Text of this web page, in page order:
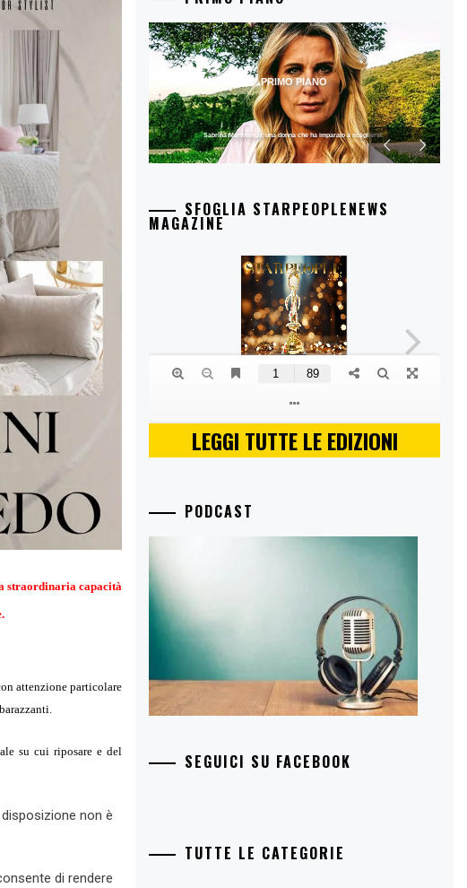
straordinaria capacità
attenzione particolare
su cui riposare e del
non è
di rendere
Sabrina Martinengo: una donna che ha imparato a scegliersi.
PRIMO PIANO
SFOGLIA STARPEOPLENEWS
MAGAZINE
LEGGI TUTTE LE EDIZIONI
PODCAST
SEGUICI SU FACEBOOK
TUTTE LE CATEGORIE